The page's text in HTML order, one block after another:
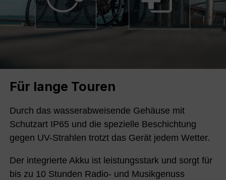
Für lange Touren
Durch das wasserabweisende Gehäuse mit
Schutzart IP65 und die spezielle Beschichtung
gegen UV-Strahlen trotzt das Gerät jedem Wetter.
Der integrierte Akku ist leistungsstark und sorgt für
bis zu 10 Stunden Radio- und Musikgenuss